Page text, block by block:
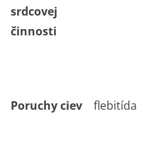
srdcovej
činnosti
Poruchy ciev flebitída